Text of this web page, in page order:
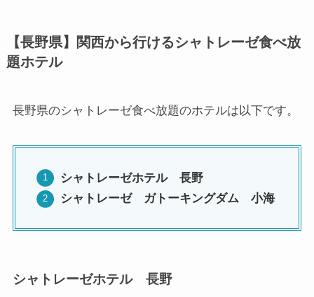
【長野県】関西から行けるシャトレーゼ食べ放
題ホテル
長野県のシャトレーゼ食べ放題のホテルは以下です。
シャトレーゼホテル 長野
シャトレーゼ ガトーキングダム 小海
シャトレーゼホテル 長野